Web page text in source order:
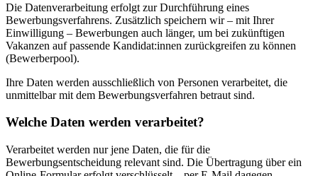
Die Datenverarbeitung erfolgt zur Durchführung eines
Bewerbungsverfahrens. Zusätzlich speichern wir – mit Ihrer
Einwilligung – Bewerbungen auch länger, um bei zukünftigen
Vakanzen auf passende Kandidat:innen zurückgreifen zu können
(Bewerberpool).
Ihre Daten werden ausschließlich von Personen verarbeitet, die
unmittelbar mit dem Bewerbungsverfahren betraut sind.
Welche Daten werden verarbeitet?
Verarbeitet werden nur jene Daten, die für die
Bewerbungsentscheidung relevant sind. Die Übertragung über ein